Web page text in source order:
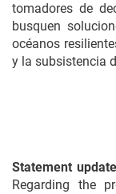
tomadores de
busquen
océanos
y la subsistencia
Statement
Regarding the